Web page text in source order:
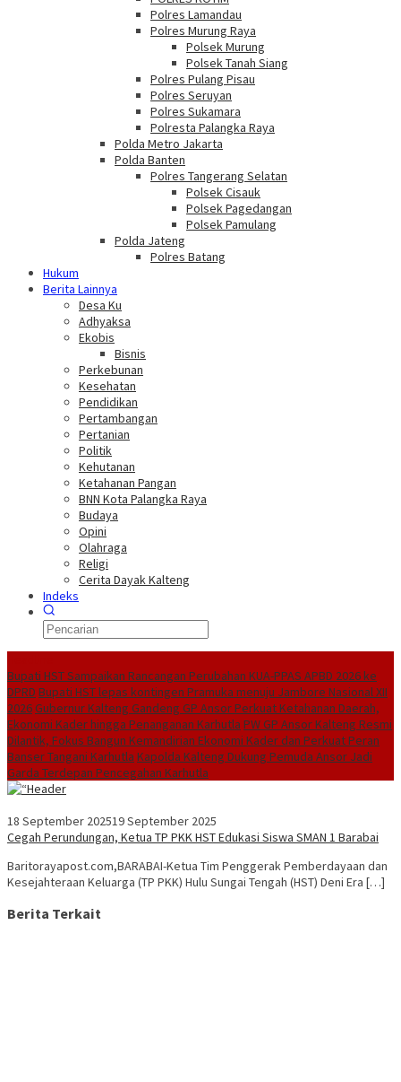
Polres Lamandau
Polres Murung Raya
Polsek Murung
Polsek Tanah Siang
Polres Pulang Pisau
Polres Seruyan
Polres Sukamara
Polresta Palangka Raya
Polda Metro Jakarta
Polda Banten
Polres Tangerang Selatan
Polsek Cisauk
Polsek Pagedangan
Polsek Pamulang
Polda Jateng
Polres Batang
Hukum
Berita Lainnya
Desa Ku
Adhyaksa
Ekobis
Bisnis
Perkebunan
Kesehatan
Pendidikan
Pertambangan
Pertanian
Politik
Kehutanan
Ketahanan Pangan
BNN Kota Palangka Raya
Budaya
Opini
Olahraga
Religi
Cerita Dayak Kalteng
Indeks
Bupati HST Sampaikan Rancangan Perubahan KUA-PPAS APBD 2026 ke
DPRD Bupati HST lepas kontingen Pramuka menuju Jambore Nasional XII
2026 Gubernur Kalteng Gandeng GP Ansor Perkuat Ketahanan Daerah,
Ekonomi Kader hingga Penanganan Karhutla PW GP Ansor Kalteng Resmi
Dilantik, Fokus Bangun Kemandirian Ekonomi Kader dan Perkuat Peran
Banser Tangani Karhutla Kapolda Kalteng Dukung Pemuda Ansor Jadi
Garda Terdepan Pencegahan Karhutla
18 September 202519 September 2025
Cegah Perundungan, Ketua TP PKK HST Edukasi Siswa SMAN 1 Barabai
Baritorayapost.com,BARABAI-Ketua Tim Penggerak Pemberdayaan dan
Kesejahteraan Keluarga (TP PKK) Hulu Sungai Tengah (HST) Deni Era […]
Berita Terkait